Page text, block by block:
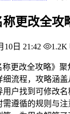
更改全攻
10日 21:42 1.2K
称更改全攻略》聚
细流程，攻略涵
用户找到可修改名
需遵循的规则与